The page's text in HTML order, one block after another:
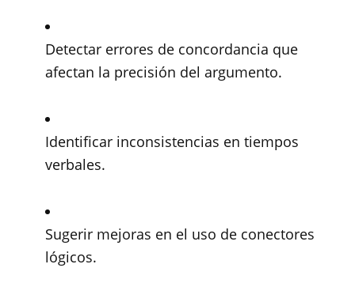
Detectar errores de concordancia que
afectan la precisión del argumento.
Identificar inconsistencias en tiempos
verbales.
Sugerir mejoras en el uso de conectores
lógicos.